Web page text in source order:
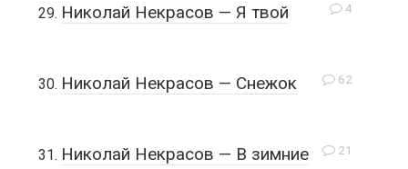
4
Николай Некрасов — Я твой
62
Николай Некрасов — Снежок
21
Николай Некрасов — В зимние